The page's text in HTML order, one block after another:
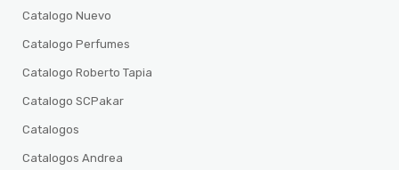
Catalogo Nuevo
Catalogo Perfumes
Catalogo Roberto Tapia
Catalogo SCPakar
Catalogos
Catalogos Andrea